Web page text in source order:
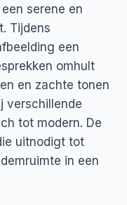
serene en
Tijdens
een
omhult
en zachte tonen
verschillende
tot modern. De
uitnodigt tot
in een